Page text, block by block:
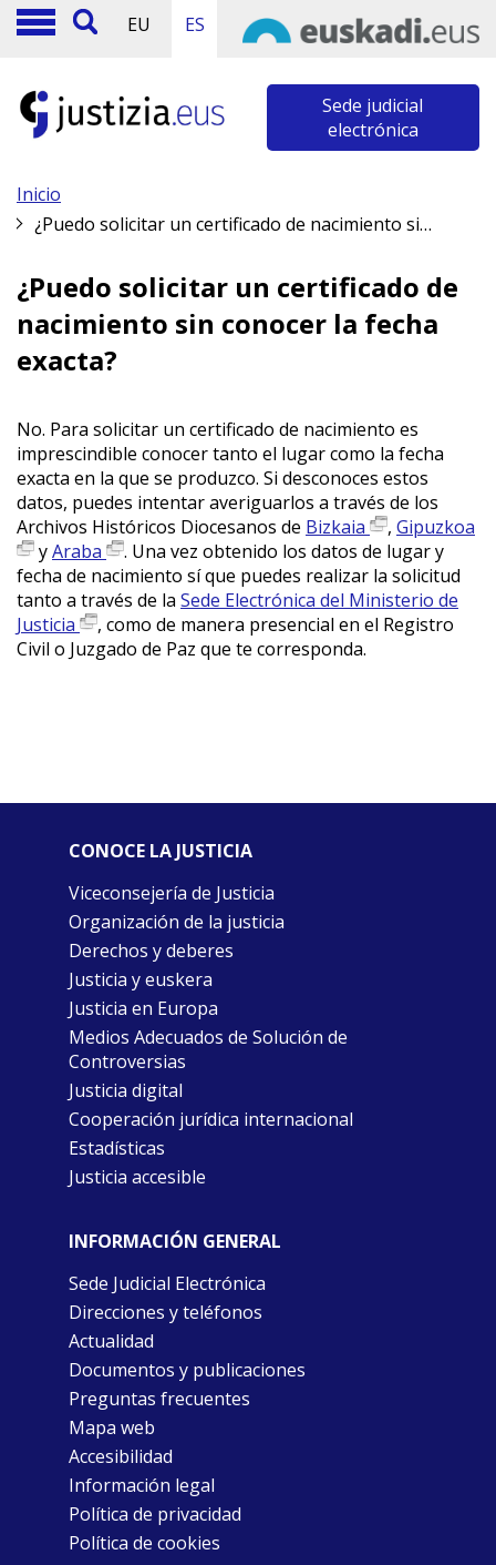
EU ES
Sede judicial
electrónica
Inicio
¿Puedo solicitar un certificado de nacimiento sin conocer la fecha exacta?
¿Puedo solicitar un certificado de
nacimiento sin conocer la fecha
exacta?
No. Para solicitar un certificado de nacimiento es
imprescindible conocer tanto el lugar como la fecha
exacta en la que se produzco. Si desconoces estos
datos, puedes intentar averiguarlos a través de los
Archivos Históricos Diocesanos de Bizkaia , Gipuzkoa
yAraba
. Una vez obtenido los datos de lugar y
fecha de nacimiento sí que puedes realizar la solicitud
tanto a través de la Sede Electrónica del Ministerio de
Justicia
, como de manera presencial en el Registro
Civil o Juzgado de Paz que te corresponda.
CONOCE LA JUSTICIA
Viceconsejería de Justicia
Organización de la justicia
Derechos y deberes
Justicia y euskera
Justicia en Europa
Medios Adecuados de Solución de
Controversias
Justicia digital
Cooperación jurídica internacional
Estadísticas
Justicia accesible
INFORMACIÓN GENERAL
Sede Judicial Electrónica
Direcciones y teléfonos
Actualidad
Documentos y publicaciones
Preguntas frecuentes
Mapa web
Accesibilidad
Información legal
Política de privacidad
Política de cookies